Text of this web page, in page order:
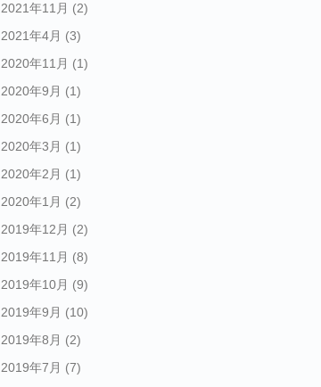
2021年11月 (2)
2021年4月 (3)
2020年11月 (1)
2020年9月 (1)
2020年6月 (1)
2020年3月 (1)
2020年2月 (1)
2020年1月 (2)
2019年12月 (2)
2019年11月 (8)
2019年10月 (9)
2019年9月 (10)
2019年8月 (2)
2019年7月 (7)